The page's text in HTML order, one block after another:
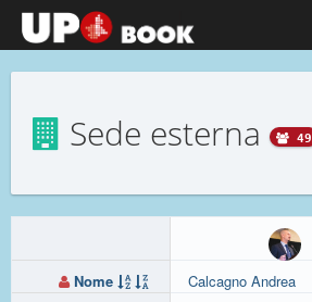
Sede esterna 49
Nome
Calcagno Andrea